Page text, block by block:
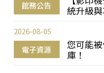
館務公告
統升級
電子資源
您可能
庫！
2026-08-05